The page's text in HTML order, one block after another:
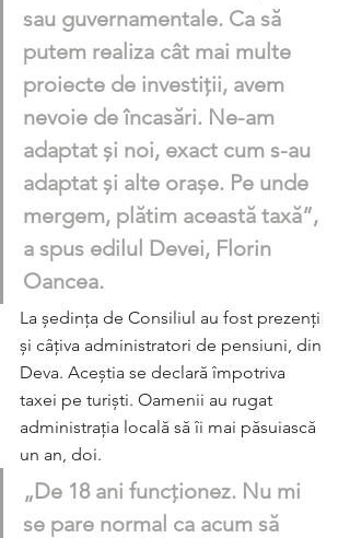
sau guvernamentale. Ca să
putem realiza cât mai multe
proiecte de investiții, avem
nevoie de încasări. Ne-am
adaptat și noi, exact cum s-au
adaptat și alte orașe. Pe unde
mergem, plătim această taxă”,
a spus edilul Devei, Florin
Oancea.
La ședința de Consiliul au fost prezenți
și câțiva administratori de pensiuni, din
Deva. Aceștia se declară împotriva
taxei pe turiști. Oamenii au rugat
administrația locală să îi mai păsuiască
un an, doi.
„De 18 ani funcționez. Nu mi
se pare normal ca acum să